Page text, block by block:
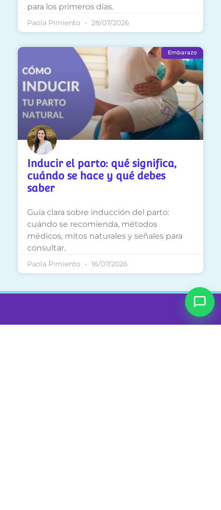
para los primeros días.
Paola Pimiento 28/07/2026
Embarazo
Inducir el parto: qué significa,
cuándo se hace y qué debes
saber
Guía clara sobre inducción del parto:
cuándo se recomienda, métodos
médicos, mitos naturales y señales para
consultar.
Paola Pimiento 16/07/2026